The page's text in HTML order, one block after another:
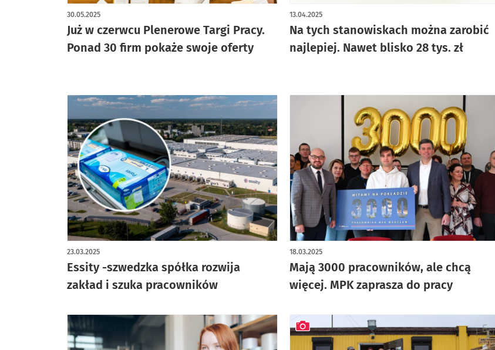
Już w czerwcu Plenerowe Targi Pracy.
Ponad 30 firm pokaże swoje oferty
30.05.2025
Na tych stanowiskach można zarobić
najlepiej. Nawet blisko 28 tys. zł
13.04.2025
Essity -szwedzka spółka rozwija
zakład i szuka pracowników
23.03.2025
Mają 3000 pracowników, ale chcą
więcej. MPK zaprasza do pracy
18.03.2025